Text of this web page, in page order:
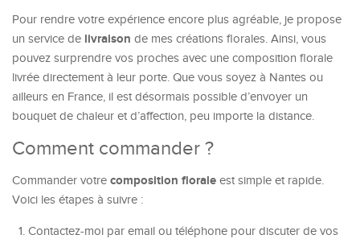
Pour rendre votre expérience encore plus agréable, je propose
un service de livraison de mes créations florales. Ainsi, vous
pouvez surprendre vos proches avec une composition florale
livrée directement à leur porte. Que vous soyez à Nantes ou
ailleurs en France, il est désormais possible d’envoyer un
bouquet de chaleur et d’affection, peu importe la distance.
Comment commander ?
Commander votre composition florale est simple et rapide.
Voici les étapes à suivre :
Contactez-moi par email ou téléphone pour discuter de vos